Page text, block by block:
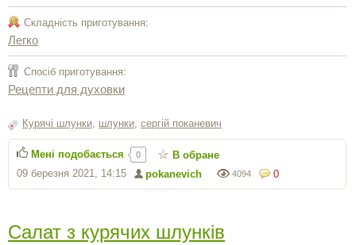
Складність приготування:
Легко
Спосіб приготування:
Рецепти для духовки
Курячі шлунки шлунки сергiй поканевич
0
4094
pokanevich
09 березня 2021, 14:15
Мені подобається 0 В обране
Салат з курячих шлунків